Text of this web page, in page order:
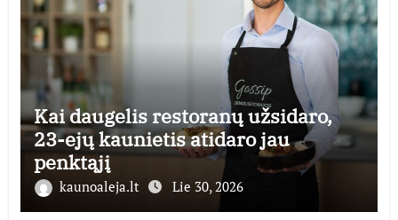
Kai daugelis restoranų užsidaro,
23-ejų kaunietis atidaro jau
penktąjį
kaunoaleja.lt Lie 30, 2026